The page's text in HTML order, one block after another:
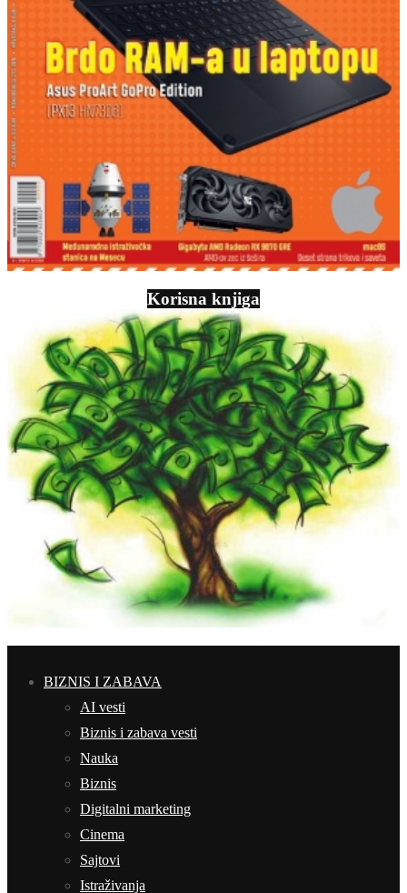
Korisna knjiga
BIZNIS I ZABAVA
AI vesti
Biznis i zabava vesti
Nauka
Biznis
Digitalni marketing
Cinema
Sajtovi
Istraživanja